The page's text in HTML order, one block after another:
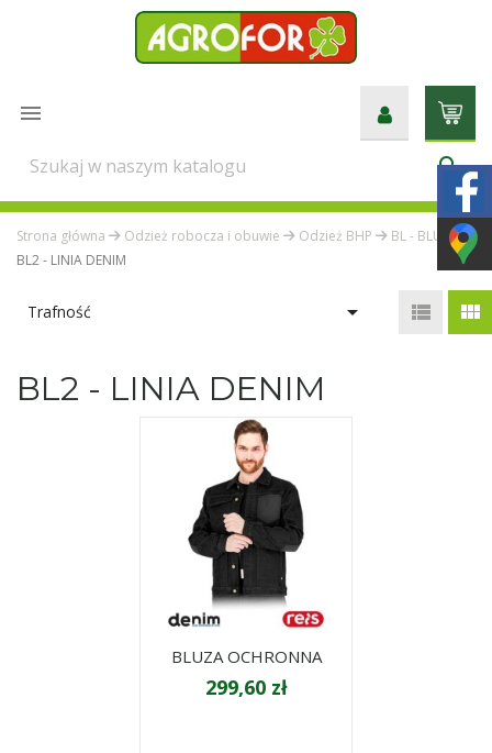

search
Strona główna Odzież robocza i obuwie Odzież BHP
BL - BLUZY
BL2 - LINIA DENIM
Trafność   
BL2 - LINIA DENIM
BLUZA OCHRONNA
299,60 zł